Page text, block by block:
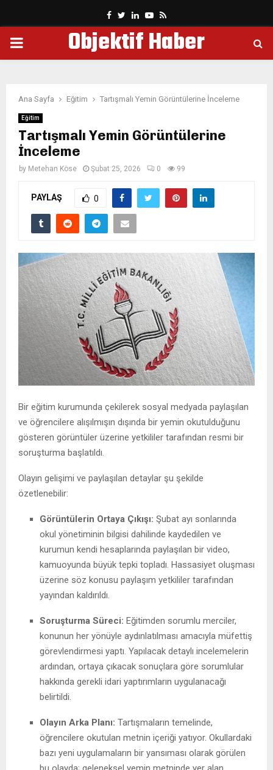
Facebook
Twitter
LinkedinYoutube
Rss
PRIMARYObjektif Haber
Ana Sayfa Eğitim Tartışmalı Yemin Görüntülerine İnceleme
Eğitim
Tartışmalı Yemin Görüntülerine
İnceleme
by Metehan Köse Şubat 25, 2026 0 99
PAYLAŞ 0
Bir eğitim kurumunda çekilerek sosyal medyada paylaşılan
ve öğrencilere alışılmışın dışında bir yemin okutulduğunu
gösteren görüntüler üzerine yetkililer tarafından resmi bir
soruşturma başlatıldı.
Olayın gelişimi ve paylaşılan detaylar şu şekilde
özetlenebilir:
Görüntülerin Ortaya Çıkışı: Şubat ayı sonlarında
okul yönetiminin bilgisi dahilinde kaydedilen ve
kurumun kendi hesaplarında paylaşılan bir video,
kamuoyunda büyük tepki topladı. Hassasiyet oluşması
üzerine söz konusu paylaşım yetkililer tarafından
yayından kaldırıldı.
Soruşturma Süreci: Eğitimden sorumlu merciler,
konunun her yönüyle aydınlatılması amacıyla müfettiş
görevlendirmesi yaptı. Yapılacak detaylı incelemelerin
ardından, ortaya çıkacak sonuçlara göre sorumlular
hakkında gerekli idari yaptırımların uygulanacağı
belirtildi.
Olayın Arka Planı: Tartışmaların temelinde,
öğrencilere okutulan metnin içeriği yatıyor. Okullardaki
bazı yeni uygulamaların bir yansıması olarak görülen